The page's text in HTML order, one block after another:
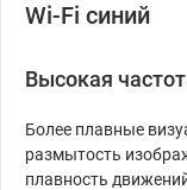
Wi-Fi синий
Высокая
Более плавные
размытость
плавность